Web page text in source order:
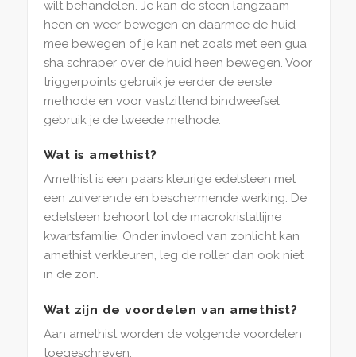
wilt behandelen. Je kan de steen langzaam
heen en weer bewegen en daarmee de huid
mee bewegen of je kan net zoals met een gua
sha schraper over de huid heen bewegen. Voor
triggerpoints gebruik je eerder de eerste
methode en voor vastzittend bindweefsel
gebruik je de tweede methode.
Wat is amethist?
Amethist is een paars kleurige edelsteen met
een zuiverende en beschermende werking. De
edelsteen behoort tot de macrokristallijne
kwartsfamilie. Onder invloed van zonlicht kan
amethist verkleuren, leg de roller dan ook niet
in de zon.
Wat zijn de voordelen van amethist?
Aan amethist worden de volgende voordelen
toegeschreven: